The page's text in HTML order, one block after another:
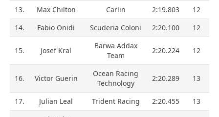
13. Max Chilton Carlin 2:19.803
12
14.
Fabio Onidi Scuderia Coloni 2:20.100 12
15. Josef Kral
Barwa Addax
Team
2:20.224 12
16. Victor Guerin
Ocean Racing
Technology
2:20.289 13
17. Julian Leal Trident Racing 2:20.455 13